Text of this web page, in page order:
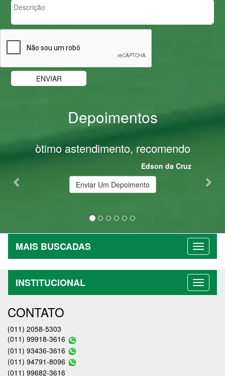
Depoimentos
òtimo astendimento, recomendo
Edson da Cruz
Previous
Enviar Um Depoimento
MAIS BUSCADAS
INSTITUCIONAL
CONTATO
(011) 2058-5303
(011) 99918-3616
(011) 93436-3616
(011) 94791-8096
(011) 99682-3616